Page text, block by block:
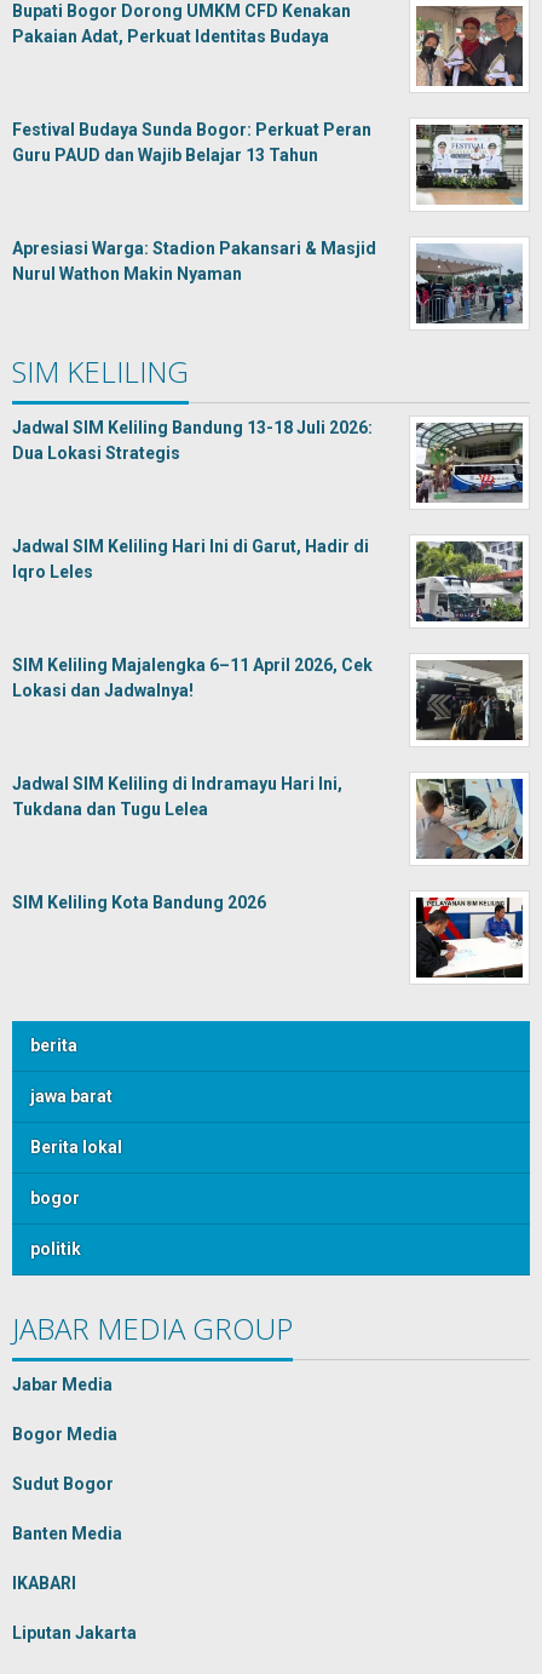
Bupati Bogor Dorong UMKM CFD Kenakan
Pakaian Adat, Perkuat Identitas Budaya
Festival Budaya Sunda Bogor: Perkuat Peran
Guru PAUD dan Wajib Belajar 13 Tahun
Apresiasi Warga: Stadion Pakansari & Masjid
Nurul Wathon Makin Nyaman
SIM KELILING
Jadwal SIM Keliling Bandung 13-18 Juli 2026:
Dua Lokasi Strategis
Jadwal SIM Keliling Hari Ini di Garut, Hadir di
Iqro Leles
SIM Keliling Majalengka 6–11 April 2026, Cek
Lokasi dan Jadwalnya!
Jadwal SIM Keliling di Indramayu Hari Ini,
Tukdana dan Tugu Lelea
SIM Keliling Kota Bandung 2026
berita
jawa barat
Berita lokal
bogor
politik
JABAR MEDIA GROUP
Jabar Media
Bogor Media
Sudut Bogor
Banten Media
IKABARI
Liputan Jakarta